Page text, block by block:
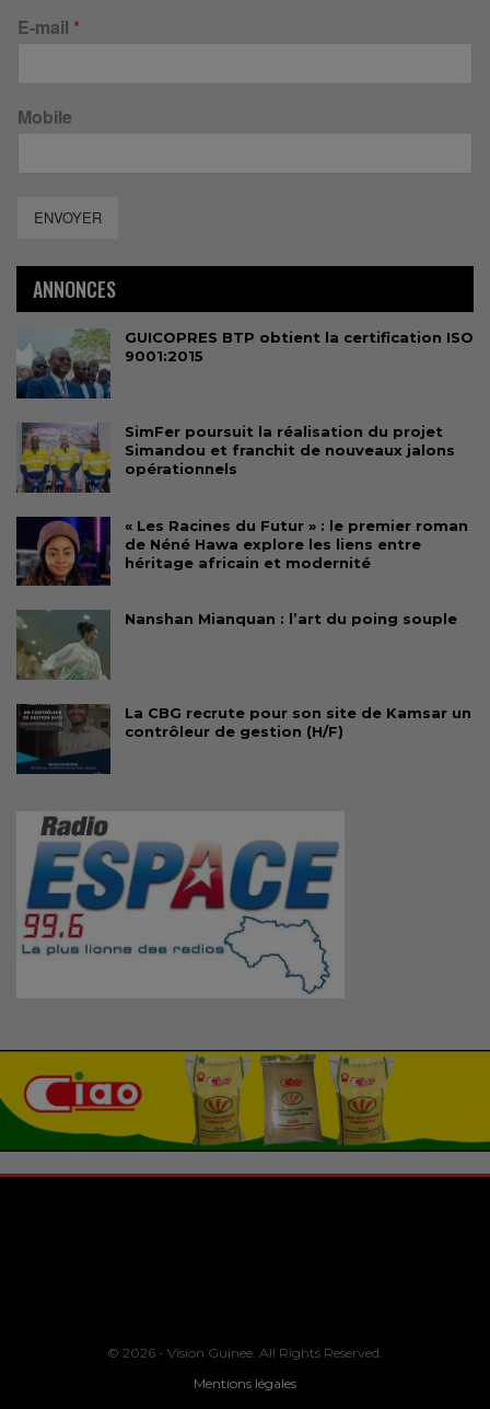
E-mail *
Mobile
ENVOYER
ANNONCES
GUICOPRES BTP obtient la certification ISO
9001:2015
SimFer poursuit la réalisation du projet
Simandou et franchit de nouveaux jalons
opérationnels
« Les Racines du Futur » : le premier roman
de Néné Hawa explore les liens entre
héritage africain et modernité
Nanshan Mianquan : l’art du poing souple
La CBG recrute pour son site de Kamsar un
contrôleur de gestion (H/F)
© 2026 - Vision Guinee. All Rights Reserved.
Mentions légales